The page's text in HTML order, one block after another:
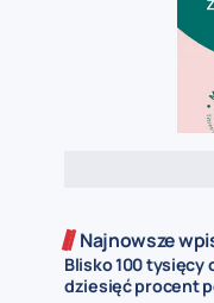
Najnowsze
Blisko 100 tysięcy
dziesięć procent